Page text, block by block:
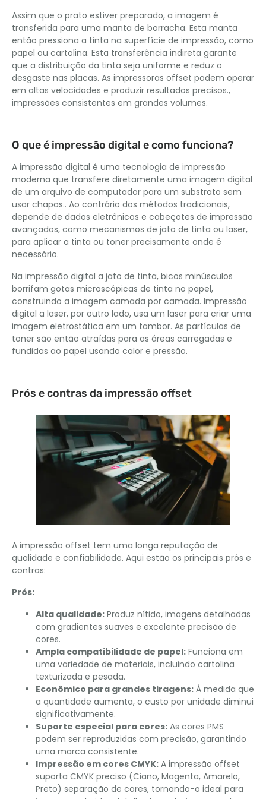
Assim que o prato estiver preparado, a imagem é
transferida para uma manta de borracha. Esta manta
então pressiona a tinta na superfície de impressão, como
papel ou cartolina. Esta transferência indireta garante
que a distribuição da tinta seja uniforme e reduz o
desgaste nas placas. As impressoras offset podem operar
em altas velocidades e produzir resultados precisos.,
impressões consistentes em grandes volumes.
O que é impressão digital e como funciona?
A impressão digital é uma tecnologia de impressão
moderna que transfere diretamente uma imagem digital
de um arquivo de computador para um substrato sem
usar chapas.. Ao contrário dos métodos tradicionais,
depende de dados eletrônicos e cabeçotes de impressão
avançados, como mecanismos de jato de tinta ou laser,
para aplicar a tinta ou toner precisamente onde é
necessário.
Na impressão digital a jato de tinta, bicos minúsculos
borrifam gotas microscópicas de tinta no papel,
construindo a imagem camada por camada. Impressão
digital a laser, por outro lado, usa um laser para criar uma
imagem eletrostática em um tambor. As partículas de
toner são então atraídas para as áreas carregadas e
fundidas ao papel usando calor e pressão.
Prós e contras da impressão offset
A impressão offset tem uma longa reputação de
qualidade e confiabilidade. Aqui estão os principais prós e
contras:
Prós:
Alta qualidade: Produz nítido, imagens detalhadas
com gradientes suaves e excelente precisão de
cores.
Ampla compatibilidade de papel: Funciona em
uma variedade de materiais, incluindo cartolina
texturizada e pesada.
Econômico para grandes tiragens: À medida que
a quantidade aumenta, o custo por unidade diminui
significativamente.
Suporte especial para cores: As cores PMS
podem ser reproduzidas com precisão, garantindo
uma marca consistente.
Impressão em cores CMYK: A impressão offset
suporta CMYK preciso (Ciano, Magenta, Amarelo,
Preto) separação de cores, tornando-o ideal para